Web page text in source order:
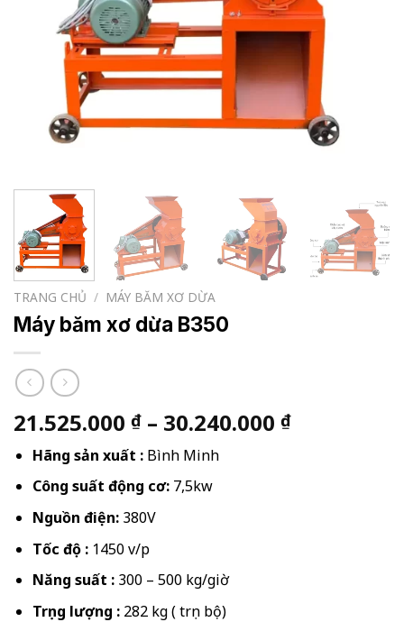
TRANG CHỦ / MÁY BĂM XƠ DỪA
Máy băm xơ dừa B350
21.525.000 ₫ – 30.240.000 ₫Khoảng
Hãng sản xuất :Bình Minh
Công suất động cơ: 7,5kw
Nguồn điện:380V
Tốc độ :1450 v/p
Năng suất : 300 – 500 kg/giờ
Trọng lượng :282 kg ( trọn bộ)